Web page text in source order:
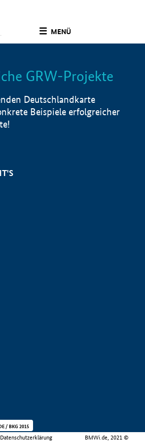
MENÜ
Info
GRW-Projekte
Deutschlandkarte
Beispiele erfolgreicher
Datenschutzerklärung BMWi.de, 2021 ©
/ BKG 2015